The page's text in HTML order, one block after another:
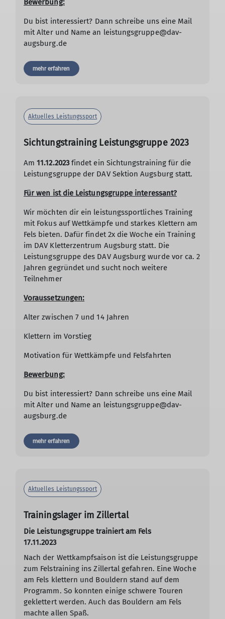
Du bist interessiert? Dann schreibe uns eine Mail
mit Alter und Name an leistungsgruppe@dav-
augsburg.de
mehr erfahren
Aktuelles Leistungssport
Sichtungstraining Leistungsgruppe 2023
Am11.12.2023findet ein Sichtungstraining für die
Leistungsgruppe der DAV Sektion Augsburg statt.
Für wen ist die Leistungsgruppe interessant?
Wir möchten dir ein leistungssportliches Training
mit Fokus auf Wettkämpfe und starkes Klettern am
Fels bieten. Dafür findet 2x die Woche ein Training
im DAV Kletterzentrum Augsburg statt. Die
Leistungsgruppe des DAV Augsburg wurde vor ca. 2
Jahren gegründet und sucht noch weitere
Teilnehmer
Voraussetzungen:
Alter zwischen 7 und 14 Jahren
Klettern im Vorstieg
Motivation für Wettkämpfe und Felsfahrten
Bewerbung:
Du bist interessiert? Dann schreibe uns eine Mail
mit Alter und Name an leistungsgruppe@dav-
augsburg.de
mehr erfahren
Aktuelles Leistungssport
Trainingslager im Zillertal
Die Leistungsgruppe trainiert am Fels
17.11.2023
Nach der Wettkampfsaison ist die Leistungsgruppe
zum Felstraining ins Zillertal gefahren. Eine Woche
am Fels klettern und Bouldern stand auf dem
Programm. So konnten einige schwere Touren
geklettert werden. Auch das Bouldern am Fels
machte allen Spaß.